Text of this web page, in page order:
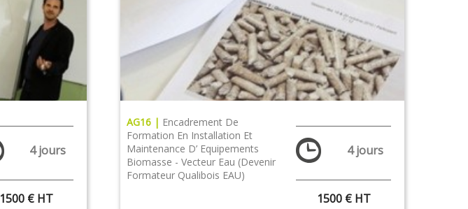
4 jours
1500 € HT
AG16 | Encadrement De
Formation En Installation Et
Maintenance D’ Equipements
Biomasse - Vecteur Eau (Devenir
Formateur Qualibois EAU)
4 jours
1500 € HT